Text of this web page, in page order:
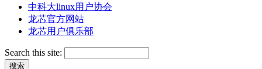
中科大linux用户协会
龙芯官方网站
龙芯用户俱乐部
Search this site: